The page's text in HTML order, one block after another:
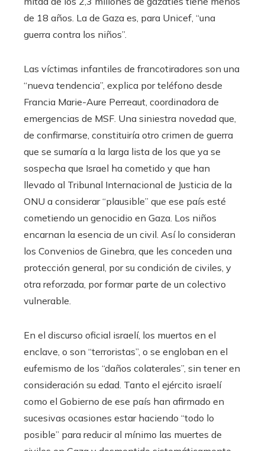
de 18 años. La de Gaza es, para Unicef, “una
guerra contra los niños”.
Las víctimas infantiles de francotiradores son una
“nueva tendencia”, explica por teléfono desde
Francia Marie-Aure Perreaut, coordinadora de
emergencias de MSF. Una siniestra novedad que,
de confirmarse, constituiría otro crimen de guerra
que se sumaría a la larga lista de los que ya se
sospecha que Israel ha cometido y que han
llevado al Tribunal Internacional de Justicia de la
ONU a considerar “plausible” que ese país esté
cometiendo un genocidio en Gaza. Los niños
encarnan la esencia de un civil. Así lo consideran
los Convenios de Ginebra, que les conceden una
protección general, por su condición de civiles, y
otra reforzada, por formar parte de un colectivo
vulnerable.
En el discurso oficial israelí, los muertos en el
enclave, o son “terroristas”, o se engloban en el
eufemismo de los “daños colaterales”, sin tener en
consideración su edad. Tanto el ejército israelí
como el Gobierno de ese país han afirmado en
sucesivas ocasiones estar haciendo “todo lo
posible” para reducir al mínimo las muertes de